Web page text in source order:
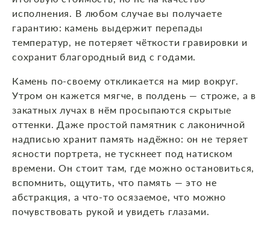
исполнения. В любом случае вы получаете
гарантию: камень выдержит перепады
температур, не потеряет чёткости гравировки и
сохранит благородный вид с годами.
Камень по‑своему откликается на мир вокруг.
Утром он кажется мягче, в полдень — строже, а в
закатных лучах в нём просыпаются скрытые
оттенки. Даже простой памятник с лаконичной
надписью хранит память надёжно: он не теряет
ясности портрета, не тускнеет под натиском
времени. Он стоит там, где можно остановиться,
вспомнить, ощутить, что память — это не
абстракция, а что‑то осязаемое, что можно
почувствовать рукой и увидеть глазами.